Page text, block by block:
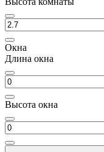
Окна
Длина окна
Высота окна